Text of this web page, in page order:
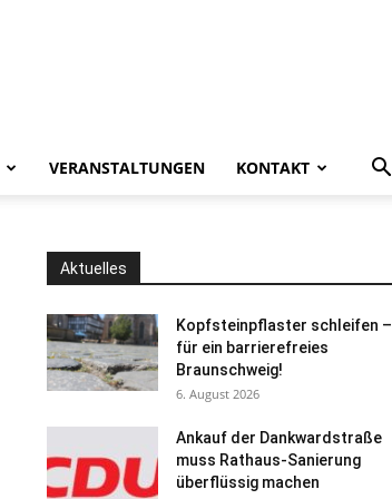
VERANSTALTUNGEN KONTAKT
Aktuelles
Kopfsteinpflaster schleifen –
für ein barrierefreies
Braunschweig!
6. August 2026
Ankauf der Dankwardstraße
muss Rathaus-Sanierung
überflüssig machen